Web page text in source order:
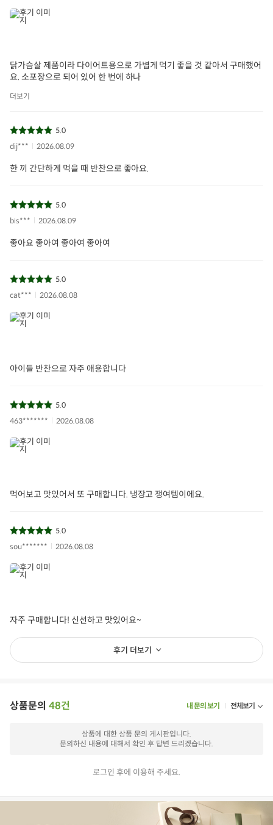
닭가슴살 제품이라 다이어트용으로 가볍게 먹기 좋을 것 같아서 구매했어
요. 소포장으로 되어 있어 한 번에 하나
더보기
5.0
dij***
2026.08.09
한 끼 간단하게 먹을 때 반찬으로 좋아요.
5.0
bis***
2026.08.09
좋아요 좋아여 좋아여 좋아여
5.0
cat***
2026.08.08
아이들 반찬으로 자주 애용합니다
5.0
463*******
2026.08.08
먹어보고 맛있어서 또 구매합니다. 냉장고 쟁여템이에요.
5.0
sou*******
2026.08.08
자주 구매합니다! 신선하고 맛있어요~
후기 더보기
상품문의 48건 내 문의 보기 전체보기
상품에 대한 상품 문의 게시판입니다.
문의하신 내용에 대해서 확인 후 답변 드리겠습니다.
로그인 후에 이용해 주세요.